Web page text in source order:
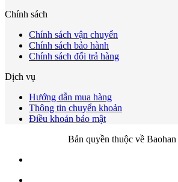
Chính sách
Chính sách vận chuyển
Chính sách bảo hành
Chính sách đổi trả hàng
Dịch vụ
Hướng dẫn mua hàng
Thông tin chuyển khoản
Điều khoản bảo mật
Bản quyền thuộc về